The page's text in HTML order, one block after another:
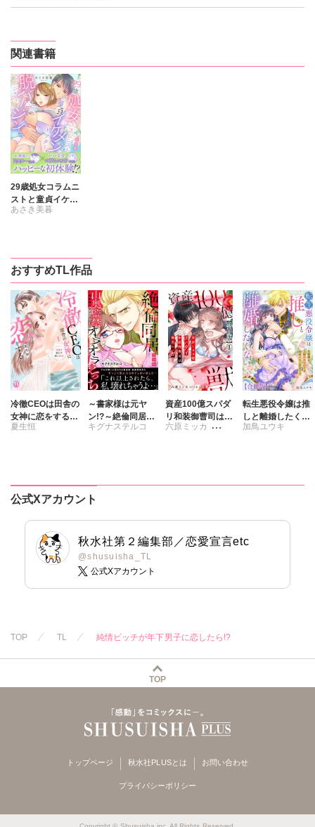
関連書籍
29歳処女コラムニ
ストと童貞イケメ
ンドクター、脱バ
あさき美暮
おすすめTL作品
冷徹CEOは田舎の
女神に恋をする～
奥まで溶かす深い
夏生恒
～書家様は元ヤ
ン!?～絶倫同居
山奥監禁オラオラ
キグナステルコ
資産100億スパダ
リ和装御曹司は腹
黒い獣～イジワル
六原ミッカ
転生悪役令嬢は推
しと離婚したくな
い 旦那様は夫婦
加鳥ユウキ
公式Xアカウント
秋水社第２編集部／恋愛宣言etc
@shusuisha_TL
公式Xアカウント
TOP TL 純情ビッチが年下男子に恋したら!?
TOP
トップページ 秋水社PLUSとは お問い合わせ
プライバシーポリシー